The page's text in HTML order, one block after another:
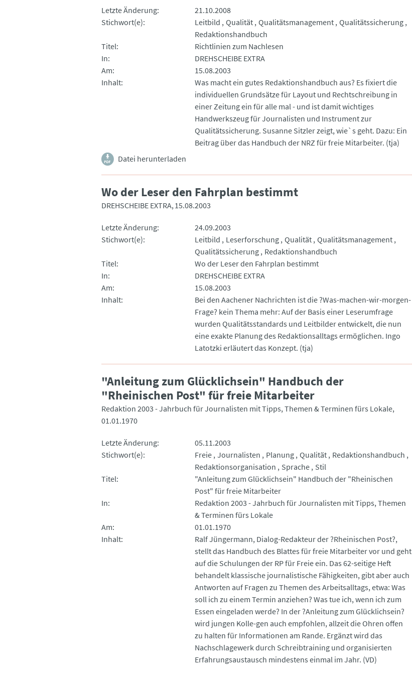
Letzte Änderung
21.10.2008
Stichwort(e)
Leitbild Qualität Qualitätsmanagement Qualitätssicherung
Redaktionshandbuch
Titel
Richtlinien zum Nachlesen
In
DREHSCHEIBE EXTRA
Am
15.08.2003
Inhalt
Was macht ein gutes Redaktionshandbuch aus? Es fixiert die
individuellen Grundsätze für Layout und Rechtschreibung in
einer Zeitung ein für alle mal - und ist damit wichtiges
Handwerkszeug für Journalisten und Instrument zur
Qualitätssicherung. Susanne Sitzler zeigt, wie`s geht. Dazu: Ein
Beitrag über das Handbuch der NRZ für freie Mitarbeiter. (tja)
Datei herunterladen
Wo der Leser den Fahrplan bestimmt
DREHSCHEIBE EXTRA 15.08.2003
Letzte Änderung
24.09.2003
Stichwort(e)
Leitbild Leserforschung Qualität Qualitätsmanagement
Qualitätssicherung
Redaktionshandbuch
Titel
Wo der Leser den Fahrplan bestimmt
In
DREHSCHEIBE EXTRA
Am
15.08.2003
Inhalt
Bei den Aachener Nachrichten ist die ?Was-machen-wir-morgen-
Frage? kein Thema mehr: Auf der Basis einer Leserumfrage
wurden Qualitätsstandards und Leitbilder entwickelt, die nun
eine exakte Planung des Redaktionsalltags ermöglichen. Ingo
Latotzki erläutert das Konzept. (tja)
"Anleitung zum Glücklichsein" Handbuch der
"Rheinischen Post" für freie Mitarbeiter
Redaktion 2003 - Jahrbuch für Journalisten mit Tipps, Themen & Terminen fürs Lokale
01.01.1970
Letzte Änderung
05.11.2003
Stichwort(e)
Freie Journalisten Planung Qualität
Redaktionshandbuch
Redaktionsorganisation
Sprache
Stil
Titel
"Anleitung zum Glücklichsein" Handbuch der "Rheinischen
Post" für freie Mitarbeiter
In
Redaktion 2003 - Jahrbuch für Journalisten mit Tipps, Themen
& Terminen fürs Lokale
Am
01.01.1970
Inhalt
Ralf Jüngermann, Dialog-Redakteur der ?Rheinischen Post?,
stellt das Handbuch des Blattes für freie Mitarbeiter vor und geht
auf die Schulungen der RP für Freie ein. Das 62-seitige Heft
behandelt klassische journalistische Fähigkeiten, gibt aber auch
Antworten auf Fragen zu Themen des Arbeitsalltags, etwa: Was
soll ich zu einem Termin anziehen? Was tue ich, wenn ich zum
Essen eingeladen werde? In der ?Anleitung zum Glücklichsein?
wird jungen Kolle-gen auch empfohlen, allzeit die Ohren offen
zu halten für Informationen am Rande. Ergänzt wird das
Nachschlagewerk durch Schreibtraining und organisierten
Erfahrungsaustausch mindestens einmal im Jahr. (VD)